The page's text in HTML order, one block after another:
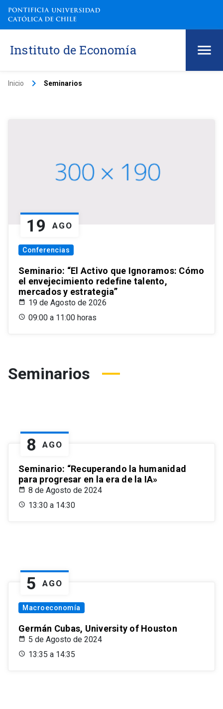
Instituto de Economía
Inicio keyboard_arrow_right Seminarios
19 AGO
Conferencias
Seminario: “El Activo que Ignoramos: Cómo
el envejecimiento redefine talento,
mercados y estrategia”
19 de Agosto de 2026
09:00 a 11:00 horas
Seminarios
8 AGO
Seminario: “Recuperando la humanidad
para progresar en la era de la IA»
8 de Agosto de 2024
13:30 a 14:30
5 AGO
Macroeconomía
Germán Cubas, University of Houston
5 de Agosto de 2024
13:35 a 14:35